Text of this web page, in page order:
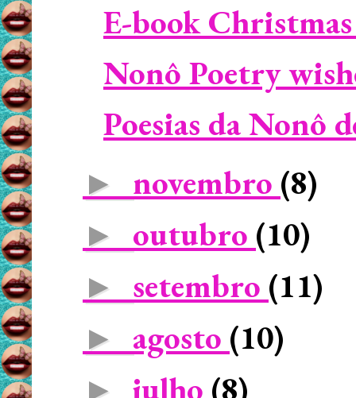
E-book
Nonô Poetry
Poesias da Nonô
► novembro (8)
► outubro (10)
► setembro (11)
► agosto (10)
► julho (8)